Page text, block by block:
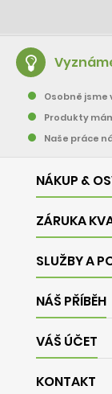
Osobně
Produkty
Naše práce
NÁKUP &
ZÁRUKA
SLUŽBY A
NÁŠ PŘÍBĚH
VÁŠ ÚČET
KONTAKT